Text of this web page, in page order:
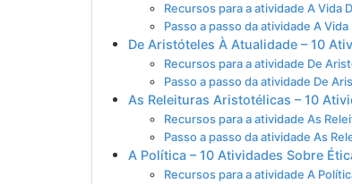
Recursos para a atividade A Vida
Passo a passo da atividade A
De Aristóteles À Atualidade – 10
Recursos para a atividade De
Passo a passo da atividade De
As Releituras Aristotélicas – 10
Recursos para a atividade As
Passo a passo da atividade As
A Política – 10 Atividades Sobre
Recursos para a atividade A